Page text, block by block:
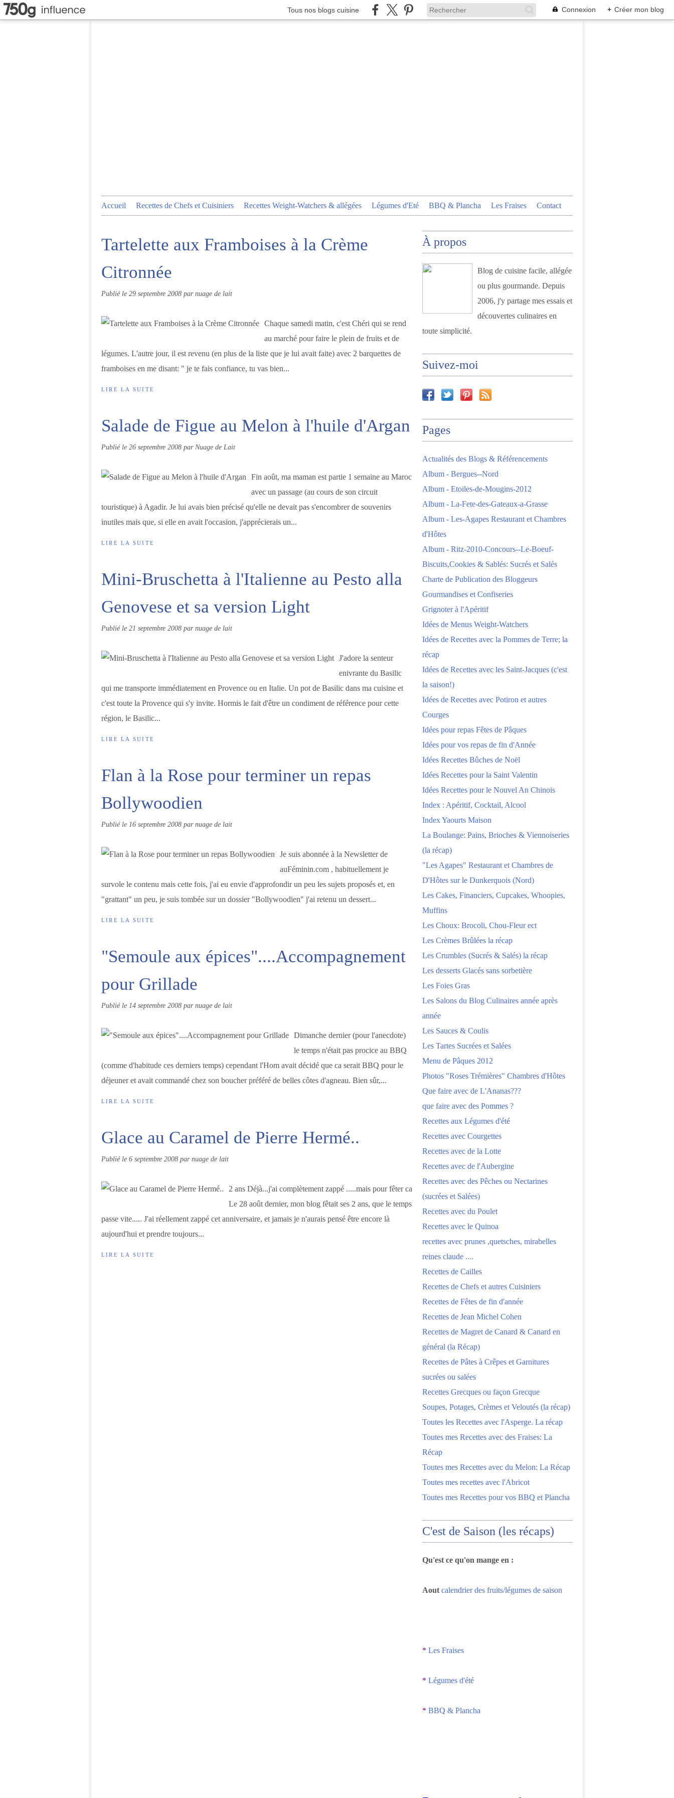
Tous nos blogs cuisine Connexion + Créer mon blog
Accueil Recettes de Chefs et Cuisiniers Recettes Weight-Watchers & allégées Légumes d'Eté BBQ & Plancha Les Fraises Contact
Tartelette aux Framboises à la Crème
Citronnée
Publié le 29 septembre 2008 par nuage de lait
Chaque samedi matin, c'est Chéri qui se rend
au marché pour faire le plein de fruits et de
légumes. L'autre jour, il est revenu (en plus de la liste que je lui avait faite) avec 2 barquettes de
framboises en me disant: " je te fais confiance, tu vas bien...
LIRE LA SUITE
Salade de Figue au Melon à l'huile d'Argan
Publié le 26 septembre 2008 par Nuage de Lait
Fin août, ma maman est partie 1 semaine au Maroc
avec un passage (au cours de son circuit
touristique) à Agadir. Je lui avais bien précisé qu'elle ne devait pas s'encombrer de souvenirs
inutiles mais que, si elle en avait l'occasion, j'apprécierais un...
LIRE LA SUITE
Mini-Bruschetta à l'Italienne au Pesto alla
Genovese et sa version Light
Publié le 21 septembre 2008 par nuage de lait
J'adore la senteur
enivrante du Basilic
qui me transporte immédiatement en Provence ou en Italie. Un pot de Basilic dans ma cuisine et
c'est toute la Provence qui s'y invite. Hormis le fait d'être un condiment de référence pour cette
région, le Basilic...
LIRE LA SUITE
Flan à la Rose pour terminer un repas
Bollywoodien
Publié le 16 septembre 2008 par nuage de lait
Je suis abonnée à la Newsletter de
auFéminin.com , habituellement je
survole le contenu mais cette fois, j'ai eu envie d'approfondir un peu les sujets proposés et, en
"grattant" un peu, je suis tombée sur un dossier "Bollywoodien" j'ai retenu un dessert...
LIRE LA SUITE
"Semoule aux épices"....Accompagnement
pour Grillade
Publié le 14 septembre 2008 par nuage de lait
Dimanche dernier (pour l'anecdote)
le temps n'était pas procice au BBQ
(comme d'habitude ces derniers temps) cependant l'Hom avait décidé que ca serait BBQ pour le
déjeuner et avait commandé chez son boucher préféré de belles côtes d'agneau. Bien sûr,...
LIRE LA SUITE
Glace au Caramel de Pierre Hermé..
Publié le 6 septembre 2008 par nuage de lait
2 ans Déjà...j'ai complètement zappé .....mais pour fêter ca
Le 28 août dernier, mon blog fêtait ses 2 ans, que le temps
passe vite..... J'ai réellement zappé cet anniversaire, et jamais je n'aurais pensé être encore là
aujourd'hui et prendre toujours...
LIRE LA SUITE
À propos
Blog de cuisine facile, allégée
ou plus gourmande. Depuis
2006, j'y partage mes essais et
découvertes culinaires en
toute simplicité.
Suivez-moi
Pages
Actualités des Blogs & Référencements
Album - Bergues--Nord
Album - Etoiles-de-Mougins-2012
Album - La-Fete-des-Gateaux-a-Grasse
Album - Les-Agapes Restaurant et Chambres
d'Hôtes
Album - Ritz-2010-Concours--Le-Boeuf-
Biscuits,Cookies & Sablés: Sucrés et Salés
Charte de Publication des Bloggeurs
Gourmandises et Confiseries
Grignoter à l'Apéritif
Idées de Menus Weight-Watchers
Idées de Recettes avec la Pommes de Terre; la
récap
Idées de Recettes avec les Saint-Jacques (c'est
la saison!)
Idées de Recettes avec Potiron et autres
Courges
Idées pour repas Fêtes de Pâques
Idées pour vos repas de fin d'Année
Idées Recettes Bûches de Noël
Idées Recettes pour la Saint Valentin
Idées Recettes pour le Nouvel An Chinois
Index : Apéritif, Cocktail, Alcool
Index Yaourts Maison
La Boulange: Pains, Brioches & Viennoiseries
(la récap)
"Les Agapes" Restaurant et Chambres de
D'Hôtes sur le Dunkerquois (Nord)
Les Cakes, Financiers, Cupcakes, Whoopies,
Muffins
Les Choux: Brocoli, Chou-Fleur ect
Les Crèmes Brûlées la récap
Les Crumbles (Sucrés & Salés) la récap
Les desserts Glacés sans sorbetière
Les Foies Gras
Les Salons du Blog Culinaires année après
année
Les Sauces & Coulis
Les Tartes Sucrées et Salées
Menu de Pâques 2012
Photos "Roses Trémières" Chambres d'Hôtes
Que faire avec de L'Ananas???
que faire avec des Pommes ?
Recettes aux Légumes d'été
Recettes avec Courgettes
Recettes avec de la Lotte
Recettes avec de l'Aubergine
Recettes avec des Pêches ou Nectarines
(sucrées et Salées)
Recettes avec du Poulet
Recettes avec le Quinoa
recettes avec prunes ,quetsches, mirabelles
reines claude ....
Recettes de Cailles
Recettes de Chefs et autres Cuisiniers
Recettes de Fêtes de fin d'année
Recettes de Jean Michel Cohen
Recettes de Magret de Canard & Canard en
général (la Récap)
Recettes de Pâtes à Crêpes et Garnitures
sucrées ou salées
Recettes Grecques ou façon Grecque
Soupes, Potages, Crèmes et Veloutés (la récap)
Toutes les Recettes avec l'Asperge. La récap
Toutes mes Recettes avec des Fraises: La
Récap
Toutes mes Recettes avec du Melon: La Récap
Toutes mes recettes avec l'Abricot
Toutes mes Recettes pour vos BBQ et Plancha
C'est de Saison (les récaps)
Qu'est ce qu'on mange en :
Aout calendrier des fruits/légumes de saison
* Les Fraises
* Légumes d'été
* BBQ & Plancha